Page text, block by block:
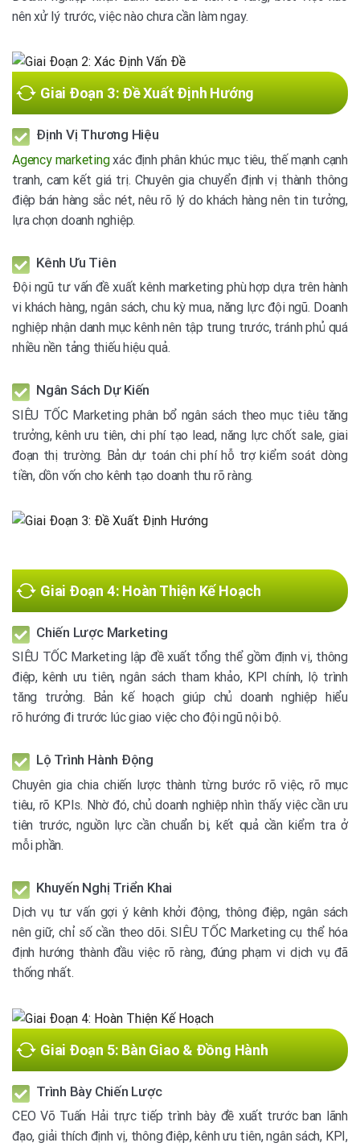
nên xử lý trước, việc nào chưa cần làm ngay.
Giai Đoạn 3: Đề Xuất Định Hướng
Định Vị Thương Hiệu
Agency marketingxác định phân khúc mục tiêu, thế mạnh cạnh
tranh, cam kết giá trị. Chuyên gia chuyển định vị thành thông
điệp bán hàng sắc nét, nêu rõ lý do khách hàng nên tin tưởng,
lựa chọn doanh nghiệp.
Kênh Ưu Tiên
Đội ngũ tư vấn đề xuất kênh marketing phù hợp dựa trên hành
vi khách hàng, ngân sách, chu kỳ mua, năng lực đội ngũ. Doanh
nghiệp nhận danh mục kênh nên tập trung trước, tránh phủ quá
nhiều nền tảng thiếu hiệu quả.
Ngân Sách Dự Kiến
SIÊU TỐC Marketing phân bổ ngân sách theo mục tiêu tăng
trưởng, kênh ưu tiên, chi phí tạo lead, năng lực chốt sale, giai
đoạn thị trường. Bản dự toán chi phí hỗ trợ kiểm soát dòng
tiền, dồn vốn cho kênh tạo doanh thu rõ ràng.
Giai Đoạn 4: Hoàn Thiện Kế Hoạch
Chiến Lược Marketing
SIÊU TỐC Marketing lập đề xuất tổng thể gồm định vị, thông
điệp, kênh ưu tiên, ngân sách tham khảo, KPI chính, lộ trình
tăng trưởng. Bản kế hoạch giúp chủ doanh nghiệp hiểu
rõ hướng đi trước lúc giao việc cho đội ngũ nội bộ.
Lộ Trình Hành Động
Chuyên gia chia chiến lược thành từng bước rõ việc, rõ mục
tiêu, rõ KPIs. Nhờ đó, chủ doanh nghiệp nhìn thấy việc cần ưu
tiên trước, nguồn lực cần chuẩn bị, kết quả cần kiểm tra ở
mỗi phần.
Khuyến Nghị Triển Khai
Dịch vụ tư vấn gợi ý kênh khởi động, thông điệp, ngân sách
nên giữ, chỉ số cần theo dõi. SIÊU TỐC Marketing cụ thể hóa
định hướng thành đầu việc rõ ràng, đúng phạm vi dịch vụ đã
thống nhất.
Giai Đoạn 5: Bàn Giao & Đồng Hành
Trình Bày Chiến Lược
CEO Võ Tuấn Hải trực tiếp trình bày đề xuất trước ban lãnh
đạo, giải thích định vị, thông điệp, kênh ưu tiên, ngân sách, KPI,